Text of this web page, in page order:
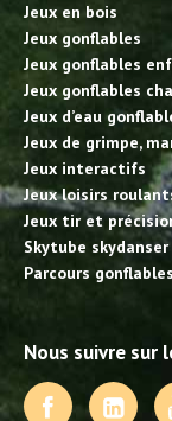
Jeux en bois
Jeux gonflables
Jeux gonflables
Jeux gonflables
Jeux d’eau
Jeux de grimpe,
Jeux interactifs
Jeux loisirs
Jeux tir et
Skytube
Parcours gonflables
Nous suivre sur